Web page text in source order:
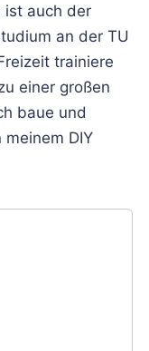
ist auch der
an der TU
trainiere
einer großen
baue und
DIY